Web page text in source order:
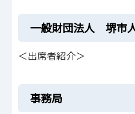
一般財団法人 堺市
＜出席者紹介＞
事務局